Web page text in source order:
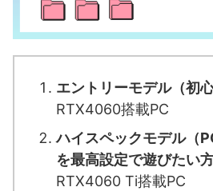
エントリーモデル（初心
RTX4060搭載PC
ハイスペックモデル（
を最高設定で遊びたい方
RTX4060 Ti搭載PC